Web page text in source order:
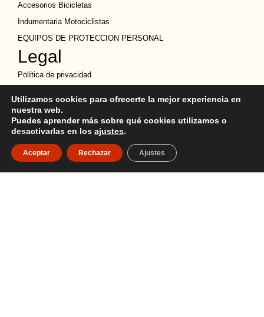
Accesorios Bicicletas
Indumentaria Motociclistas
EQUIPOS DE PROTECCION PERSONAL
Legal
Política de privacidad
Política de Cookies
Política de devoluciones
Copyright
Ubicación
Utilizamos cookies para ofrecerte la mejor experiencia en
nuestra web.
Puedes aprender más sobre qué cookies utilizamos o
desactivarlas en los ajustes.
Aceptar Rechazar Ajustes